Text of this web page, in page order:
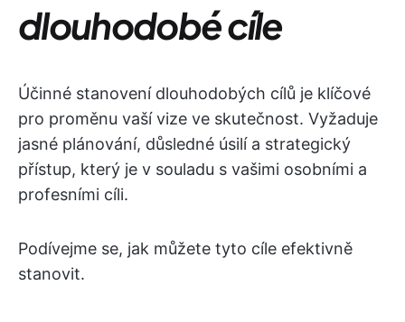
dlouhodobé cíle
Účinné stanovení dlouhodobých cílů je klíčové
pro proměnu vaší vize ve skutečnost. Vyžaduje
jasné plánování, důsledné úsilí a strategický
přístup, který je v souladu s vašimi osobními a
profesními cíli.
Podívejme se, jak můžete tyto cíle efektivně
stanovit.